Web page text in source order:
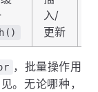
入/
更新
，批量操作用
。无论哪种，